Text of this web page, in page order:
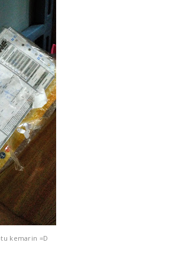
kemarin =D